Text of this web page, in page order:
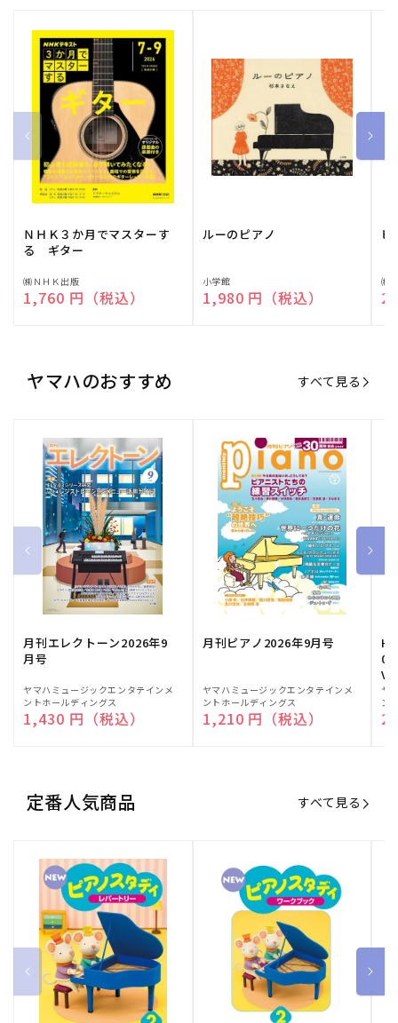
ＮＨＫ３か月でマスターす
る ギター
販
売
㈱ＮＨＫ出版
通常価格
1,760 円（税込）
ルーのピアノ
販
売
小学館
通常価格
1,980 円（税込）
ピ
販
売
㈱
ヤマハのおすすめ すべて見る
月刊エレクトーン2026年9
月号
販
売
元:
ヤマハミュージックエンタテインメ
ントホールディングス
通常価格
1,430 円（税込）
月刊ピアノ2026年9月号
販
売
元:
ヤマハミュージックエンタテインメ
ントホールディングス
通常価格
1,210 円（税込）
販
売
元:
ヤ
ン
定番人気商品 すべて見る